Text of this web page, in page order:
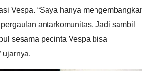
Vespa. “Saya hanya
antarkomunitas. Jadi sambil
sesama pecinta Vespa bisa
ujarnya.